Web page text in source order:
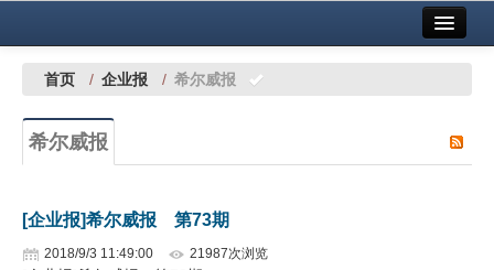
中国有色金属报社主办 广告服务
铜镍铅锌
稀有稀土
首页 / 企业报 / 希尔威报
希尔威报
[企业报]希尔威报 第73期
2018/9/3 11:49:00 21987次浏览